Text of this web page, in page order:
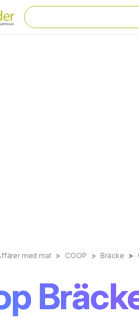
med mat COOP Bräcke